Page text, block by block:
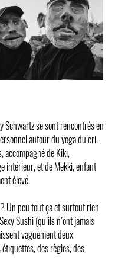
Schwartz se sont rencontrés en
autour du yoga du cri.
accompagné de Kiki,
intérieur, et de Mekki, enfant
élevé.
Un peu tout ça et surtout rien
Sushi (qu’ils n’ont jamais
vaguement deux
des règles, des